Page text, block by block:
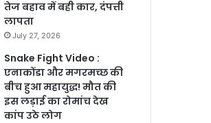
तेज बहाव में बही कार, दंपत्ती
लापता
July 27, 2026
Snake Fight Video :
एनाकोंडा और मगरमच्छ की
बीच हुआ महायुद्ध! मौत की
इस लड़ाई का रोमांच देख
कांप उठे लोग